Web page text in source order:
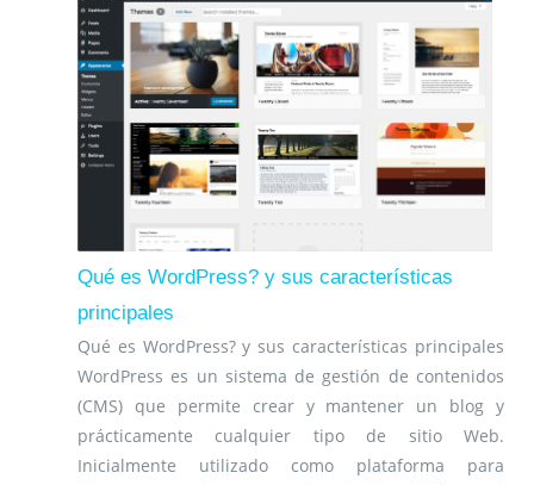
Qué es WordPress? y sus características
principales
Qué es WordPress? y sus características principales
WordPress es un sistema de gestión de contenidos
(CMS) que permite crear y mantener un blog y
prácticamente cualquier tipo de sitio Web.
Inicialmente utilizado como plataforma para